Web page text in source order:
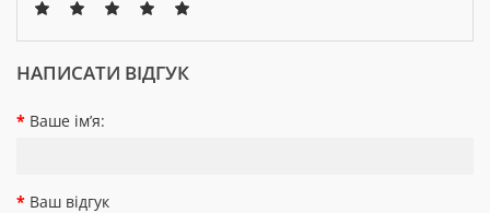
НАПИСАТИ ВІДГУК
Ваше ім’я:
Ваш відгук